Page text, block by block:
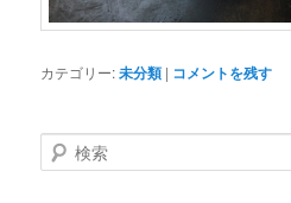
カテゴリー:未分類 | コメントを残す
検
索